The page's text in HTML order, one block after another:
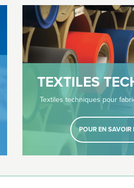
TEXTILES
Textiles techniques pour
POUR EN SAVOIR